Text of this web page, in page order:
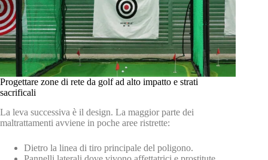
Progettare zone di rete da golf ad alto impatto e strati
sacrificali
La leva successiva è il design. La maggior parte dei
maltrattamenti avviene in poche aree ristrette:
Dietro la linea di tiro principale del poligono.